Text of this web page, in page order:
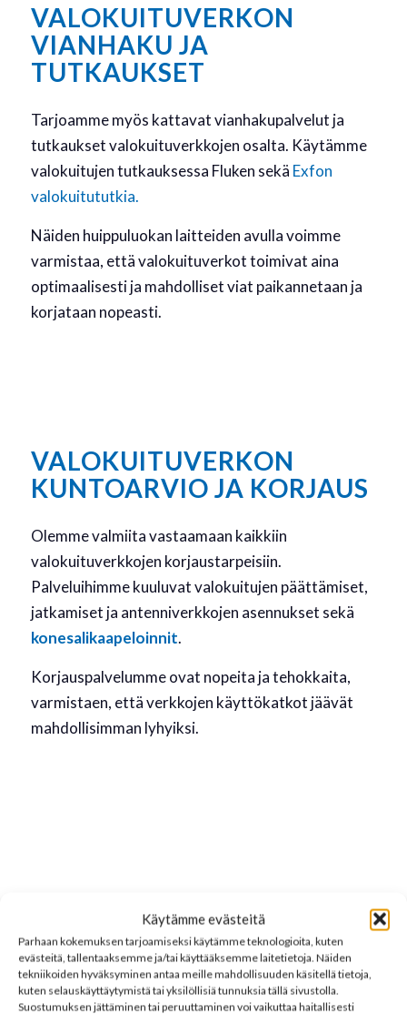
Käytämme evästeitä
Parhaan kokemuksen tarjoamiseksi käytämme teknologioita, kuten
evästeitä, tallentaaksemme ja/tai käyttääksemme laitetietoja. Näiden
tekniikoiden hyväksyminen antaa meille mahdollisuuden käsitellä tietoja,
kuten selauskäyttäytymistä tai yksilöllisiä tunnuksia tällä sivustolla.
Suostumuksen jättäminen tai peruuttaminen voi vaikuttaa haitallisesti
VALOKUITUVERKON
VIANHAKU JA
TUTKAUKSET
Tarjoamme myös kattavat vianhakupalvelut ja
tutkaukset valokuituverkkojen osalta. Käytämme
valokuitujen tutkauksessa Fluken sekä Exfon
valokuitututkia.
Näiden huippuluokan laitteiden avulla voimme
varmistaa, että valokuituverkot toimivat aina
optimaalisesti ja mahdolliset viat paikannetaan ja
korjataan nopeasti.
VALOKUITUVERKON
KUNTOARVIO JA KORJAUS
Olemme valmiita vastaamaan kaikkiin
valokuituverkkojen korjaustarpeisiin.
Palveluihimme kuuluvat valokuitujen päättämiset,
jatkamiset ja antenniverkkojen asennukset sekä
konesalikaapeloinnit.
Korjauspalvelumme ovat nopeita ja tehokkaita,
varmistaen, että verkkojen käyttökatkot jäävät
mahdollisimman lyhyiksi.
VALOKUITUKAAPELIN
HITSAUS
RMK Televerkot Oy tarjoaa ammattitaitoista